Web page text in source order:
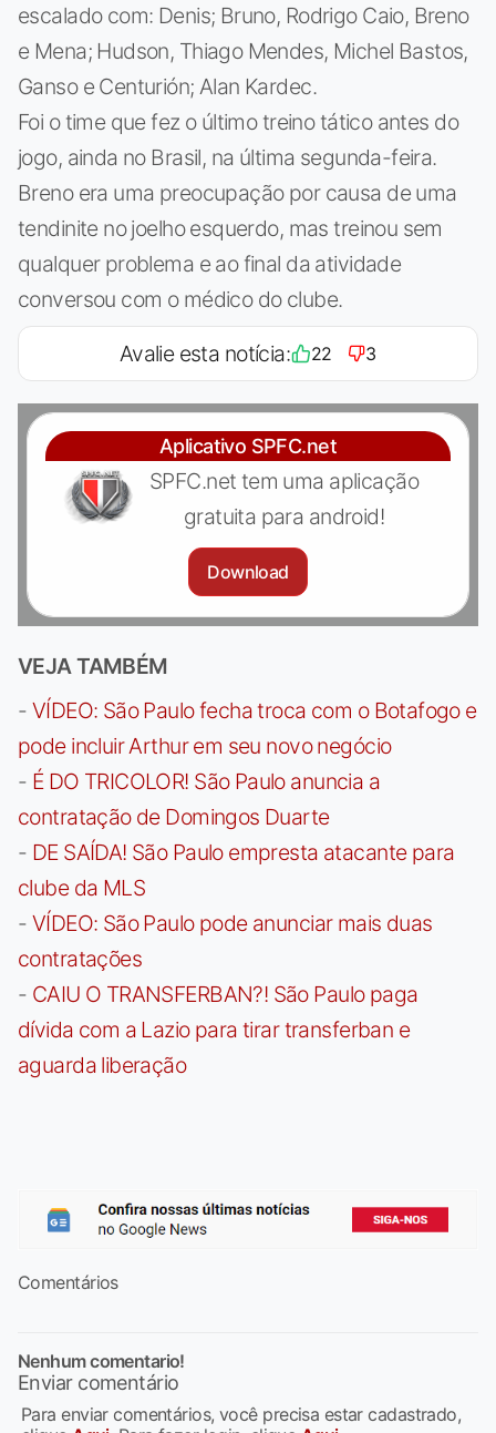
escalado com: Denis; Bruno, Rodrigo Caio, Breno
e Mena; Hudson, Thiago Mendes, Michel Bastos,
Ganso e Centurión; Alan Kardec.
Foi o time que fez o último treino tático antes do
jogo, ainda no Brasil, na última segunda-feira.
Breno era uma preocupação por causa de uma
tendinite no joelho esquerdo, mas treinou sem
qualquer problema e ao final da atividade
conversou com o médico do clube.
Avalie esta notícia: 22 3
Aplicativo SPFC.net
SPFC.net tem uma aplicação
gratuita para android!
Download
VEJA TAMBÉM
- VÍDEO: São Paulo fecha troca com o Botafogo e
pode incluir Arthur em seu novo negócio
- É DO TRICOLOR! São Paulo anuncia a
contratação de Domingos Duarte
- DE SAÍDA! São Paulo empresta atacante para
clube da MLS
- VÍDEO: São Paulo pode anunciar mais duas
contratações
- CAIU O TRANSFERBAN?! São Paulo paga
dívida com a Lazio para tirar transferban e
aguarda liberação
Comentários
Nenhum comentario!
Enviar comentário
Para enviar comentários, você precisa estar cadastrado,